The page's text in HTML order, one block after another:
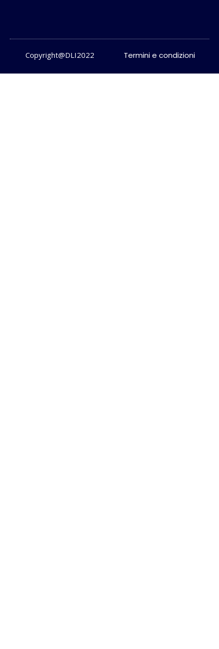
Copyright@DLI2022 Termini e condizioni